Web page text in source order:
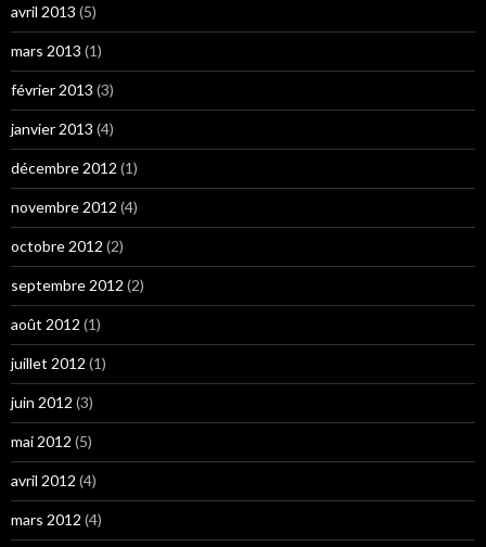
avril 2013 (5)
mars 2013 (1)
février 2013 (3)
janvier 2013 (4)
décembre 2012 (1)
novembre 2012 (4)
octobre 2012 (2)
septembre 2012 (2)
août 2012 (1)
juillet 2012 (1)
juin 2012 (3)
mai 2012 (5)
avril 2012 (4)
mars 2012 (4)